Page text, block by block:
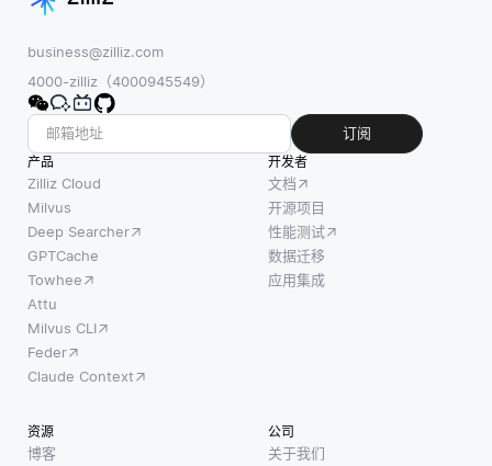
business@zilliz.com
4000-zilliz（4000945549）
订阅
产品
Zilliz Cloud
Milvus
Deep Searcher
GPTCache
Towhee
Attu
Milvus CLI
Feder
Claude Context
开发者
文档
开源项目
性能测试
数据迁移
应用集成
资源
博客
公司
关于我们